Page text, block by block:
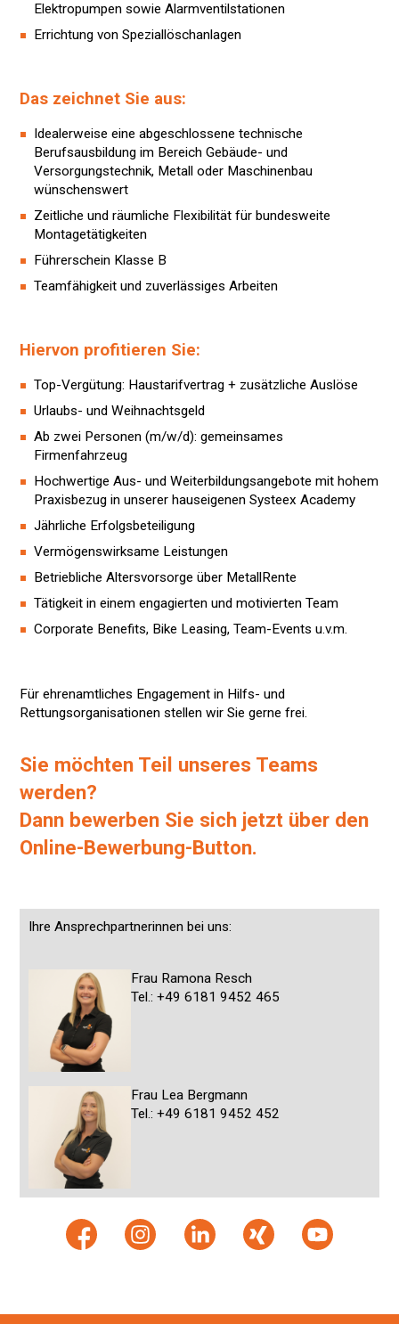
Elektropumpen sowie Alarmventilstationen
Errichtung von Speziallöschanlagen
Das zeichnet Sie aus:
Idealerweise eine abgeschlossene technische
Berufsausbildung im Bereich Gebäude- und
Versorgungstechnik, Metall oder Maschinenbau
wünschenswert
Zeitliche und räumliche Flexibilität für bundesweite
Montagetätigkeiten
Führerschein Klasse B
Teamfähigkeit und zuverlässiges Arbeiten
Hiervon profitieren Sie:
Top-Vergütung: Haustarifvertrag + zusätzliche Auslöse
Urlaubs- und Weihnachtsgeld
Ab zwei Personen (m/w/d): gemeinsames
Firmenfahrzeug
Hochwertige Aus- und Weiterbildungsangebote mit hohem
Praxisbezug in unserer hauseigenen Systeex Academy
Jährliche Erfolgsbeteiligung
Vermögenswirksame Leistungen
Betriebliche Altersvorsorge über MetallRente
Tätigkeit in einem engagierten und motivierten Team
Corporate Benefits, Bike Leasing, Team-Events u.v.m.
Für ehrenamtliches Engagement in Hilfs- und
Rettungsorganisationen stellen wir Sie gerne frei.
Sie möchten Teil unseres Teams
werden?
Dann bewerben Sie sich jetzt über den
Online-Bewerbung-Button.
Ihre Ansprechpartnerinnen bei uns:
Frau Ramona Resch
Tel.: +49 6181 9452 465
Frau Lea Bergmann
Tel.: +49 6181 9452 452